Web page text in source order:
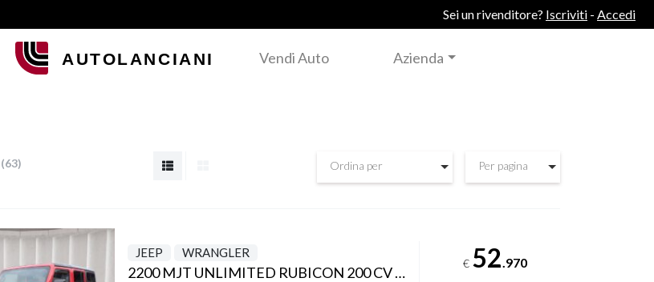
Sei un rivenditore? Iscriviti - Accedi
Vendi Auto Azienda
63 Ordina per Per pagina
JEEP WRANGLER
2200 MJT UNLIMITED RUBICON 200 CV AUTOM. ITALIA
€ 52 .970